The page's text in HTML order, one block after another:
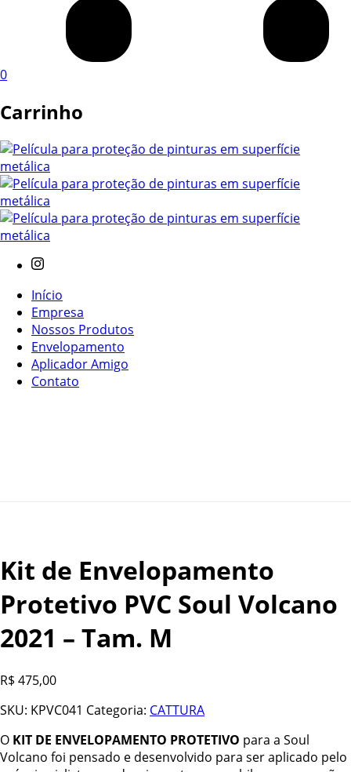
0
Carrinho
Início
Empresa
Nossos Produtos
Envelopamento
Aplicador Amigo
Contato
Kit de Envelopamento
Protetivo PVC Soul Volcano
2021 – Tam. M
R$ 475,00
SKU: KPVC041 Categoria: CATTURA
O KIT DE ENVELOPAMENTO PROTETIVO para a Soul
Volcano foi pensado e desenvolvido para ser aplicado pelo